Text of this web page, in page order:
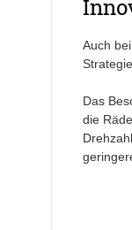
Auch
Das
die